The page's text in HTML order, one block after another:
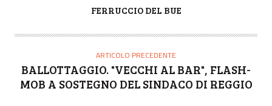
T
FERRUCCIO DEL BUE
ARTICOLO PRECEDENTE
BALLOTTAGGIO. "VECCHI AL BAR", FLASH-
MOB A SOSTEGNO DEL SINDACO DI REGGIO